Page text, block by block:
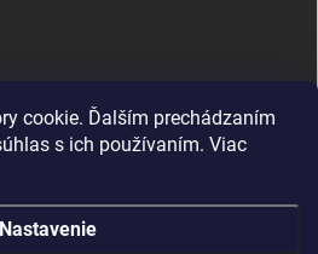
cookie. Ďalším prechádzaním
s ich používaním. Viac
Nastavenie